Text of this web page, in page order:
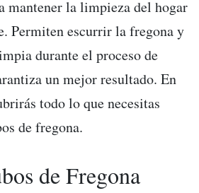
mantener la limpieza del hogar
Permiten escurrir la fregona y
durante el proceso de
un mejor resultado. En
todo lo que necesitas
de fregona.
de Fregona